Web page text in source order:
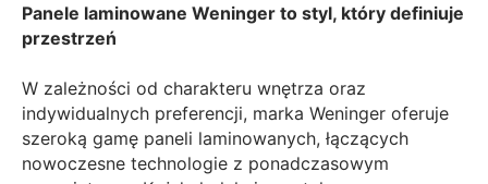
Panele laminowane Weninger to styl, który definiuje
przestrzeń
W zależności od charakteru wnętrza oraz
indywidualnych preferencji, marka Weninger oferuje
szeroką gamę paneli laminowanych, łączących
nowoczesne technologie z ponadczasowym